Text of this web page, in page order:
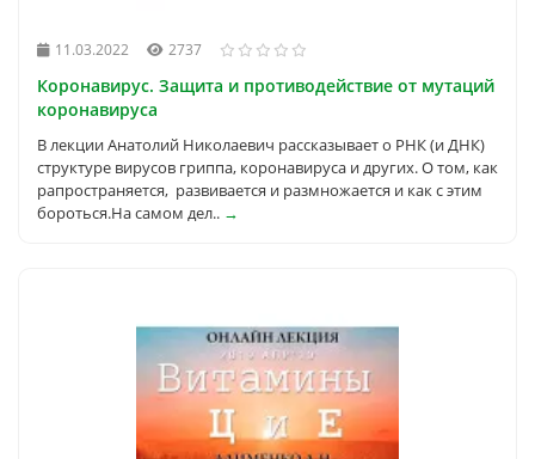
11.03.2022 2737
Коронавирус. Защита и противодействие от мутаций
коронавируса
В лекции Анатолий Николаевич рассказывает о РНК (и ДНК)
структуре вирусов гриппа, коронавируса и других. О том, как
рапространяется, развивается и размножается и как с этим
бороться.На самом дел.. →